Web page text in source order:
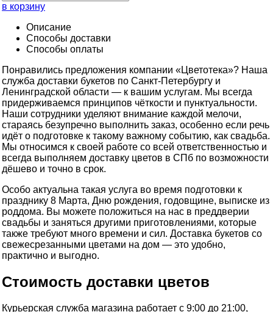
в корзину
Описание
Способы доставки
Способы оплаты
Понравились предложения компании «Цветотека»? Наша
служба доставки букетов по Санкт-Петербургу и
Ленинградской области — к вашим услугам. Мы всегда
придерживаемся принципов чёткости и пунктуальности.
Наши сотрудники уделяют внимание каждой мелочи,
стараясь безупречно выполнить заказ, особенно если речь
идёт о подготовке к такому важному событию, как свадьба.
Мы относимся к своей работе со всей ответственностью и
всегда выполняем доставку цветов в СПб по возможности
дёшево и точно в срок.
Особо актуальна такая услуга во время подготовки к
празднику 8 Марта, Дню рождения, годовщине, выписке из
роддома. Вы можете положиться на нас в преддверии
свадьбы и заняться другими приготовлениями, которые
также требуют много времени и сил. Доставка букетов со
свежесрезанными цветами на дом — это удобно,
практично и выгодно.
Стоимость доставки цветов
Курьерская служба магазина работает с 9:00 до 21:00,